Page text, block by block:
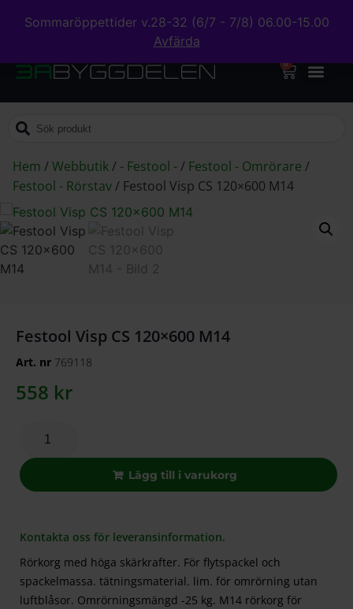
Sommaröppettider v.28-32 (6/7 - 7/8) 06.00-15.00
Avfärda
0
Hem /Webbutik/ - Festool -/ Festool - Omrörare /
Festool - Rörstav/ Festool Visp CS 120×600 M14
Festool Visp CS 120×600 M14
Art. nr 769118
558 kr
Lägg till i varukorg
Kontakta oss för leveransinformation.
Rörkorg med höga skärkrafter. För flytspackel och
spackelmassa. tätningsmaterial. lim. för omrörning utan
luftblåsor. Omrörningsmängd -25 kg. M14 rörkorg för